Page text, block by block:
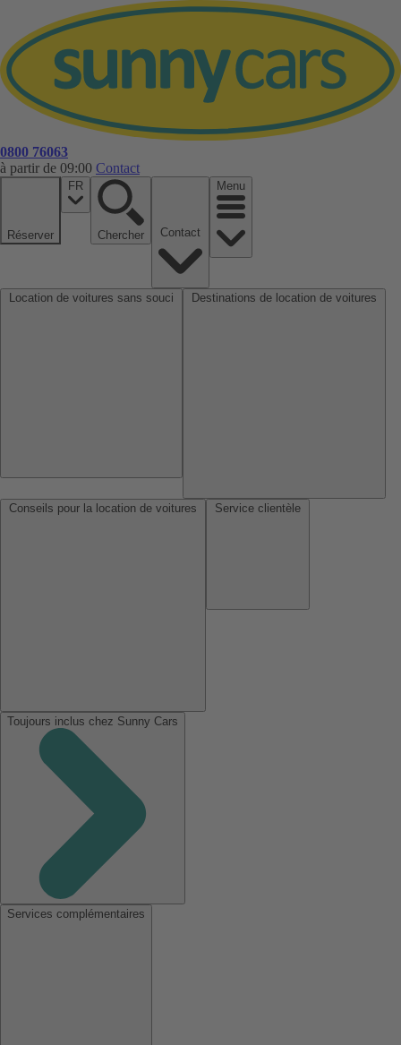
0800 76063
à partir de 09:00 Contact
Réserver
FR
Chercher
Menu
Toujours inclus chez Sunny Cars
Services complémentaires